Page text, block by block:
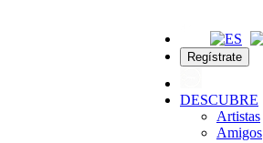
Regístrate
DESCUBRE
Artistas
Amigos